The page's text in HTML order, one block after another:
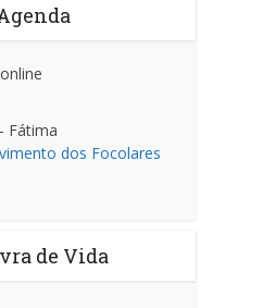
Fátima
dos Focolares
de Vida